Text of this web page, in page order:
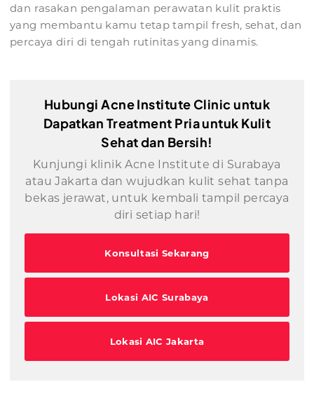
dan rasakan pengalaman perawatan kulit praktis
yang membantu kamu tetap tampil fresh, sehat, dan
percaya diri di tengah rutinitas yang dinamis.
Hubungi Acne Institute Clinic untuk
Dapatkan Treatment Pria untuk Kulit
Sehat dan Bersih!
Kunjungi klinik Acne Institute di Surabaya
atau Jakarta dan wujudkan kulit sehat tanpa
bekas jerawat, untuk kembali tampil percaya
diri setiap hari!
Konsultasi Sekarang
Lokasi AIC Surabaya
Lokasi AIC Jakarta